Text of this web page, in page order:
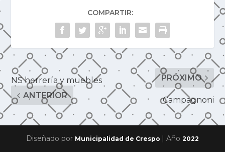
COMPARTIR:
NS herrería y muebles
ANTERIOR
PRÓXIMO
Campagnoni
Diseñado por Municipalidad de Crespo | Año 2022